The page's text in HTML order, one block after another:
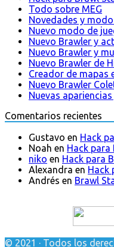
Todo sobre MEG
Novedades y
Nuevo modo de
Nuevo Brawler y
Nuevo Brawler y
Nuevo Brawler de
Creador de mapas
Nuevo Brawler
Nuevas
Comentarios recientes
Gustavo en Hack
Noah en Hack para
niko en Hack para
Alexandra en Hack
Andrés en Brawl
© 2021 · Todos los